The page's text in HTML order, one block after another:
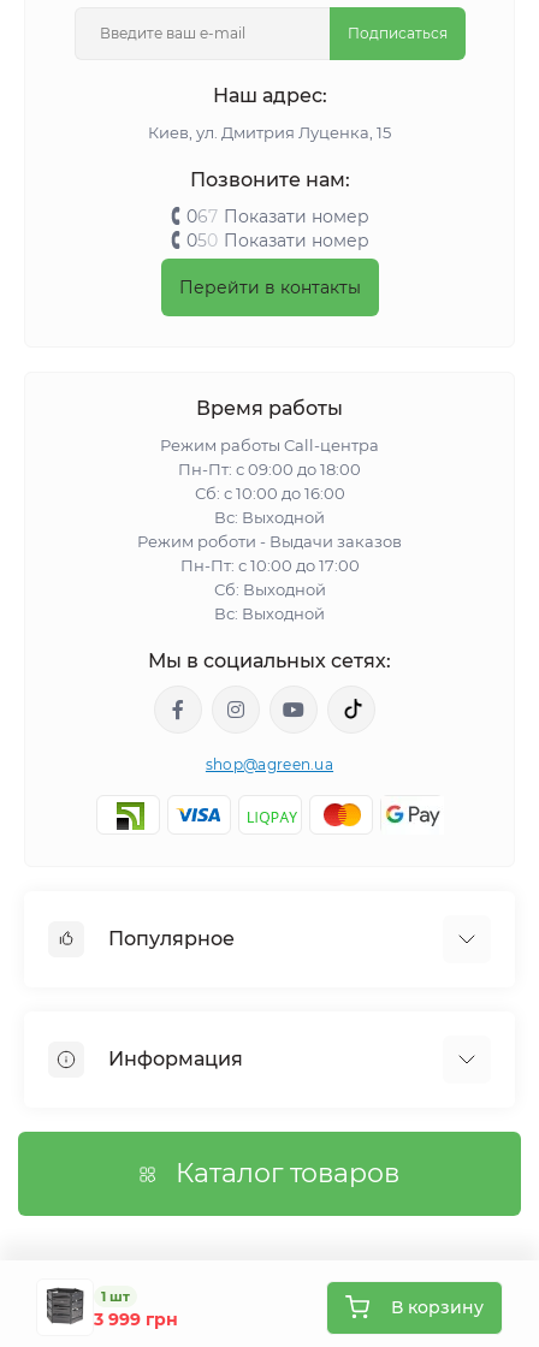
1 шт
3 999 грн
В корзину
Подписаться
Наш адрес:
Киeв, ул. Дмитрия Луценка, 15
Позвоните нам:
067 Показати номер
050 Показати номер
Перейти в контакты
Время работы
Режим работы Call-центра
Пн-Пт: с 09:00 до 18:00
Сб: с 10:00 до 16:00
Вс: Выходной
Режим роботи - Выдачи заказов
Пн-Пт: с 10:00 до 17:00
Сб: Выходной
Вс: Выходной
Мы в социальных сетях:
shop@agreen.ua
Популярное
Сетка шпалерная
Сетка затеняющая
Информация
Связаться с нами
Карта сайта
Каталог товаров